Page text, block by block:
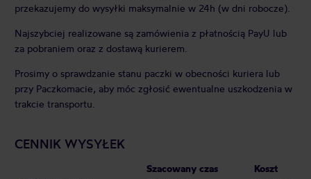
przekazujemy do wysyłki maksymalnie w 24h (w dni robocze).
Najszybciej realizowane są zamówienia z płatnością PayU lub
za pobraniem oraz z dostawą kurierem.
Prosimy o sprawdzanie stanu paczki w obecności kuriera lub
przy Paczkomacie, aby móc zgłosić ewentualne uszkodzenia w
trakcie transportu.
CENNIK WYSYŁEK
Szacowany czas
Koszt